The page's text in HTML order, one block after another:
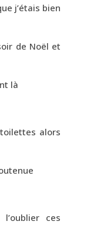
j’étais bien
de Noël et
là
alors
ces